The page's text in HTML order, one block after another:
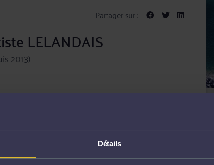
Détails
Partager sur :
LELANDAIS
2013)
tant en matière de conseil que de contentieux,